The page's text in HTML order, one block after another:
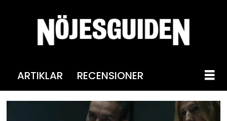
ARTIKLAR RECENSIONER
Tag: